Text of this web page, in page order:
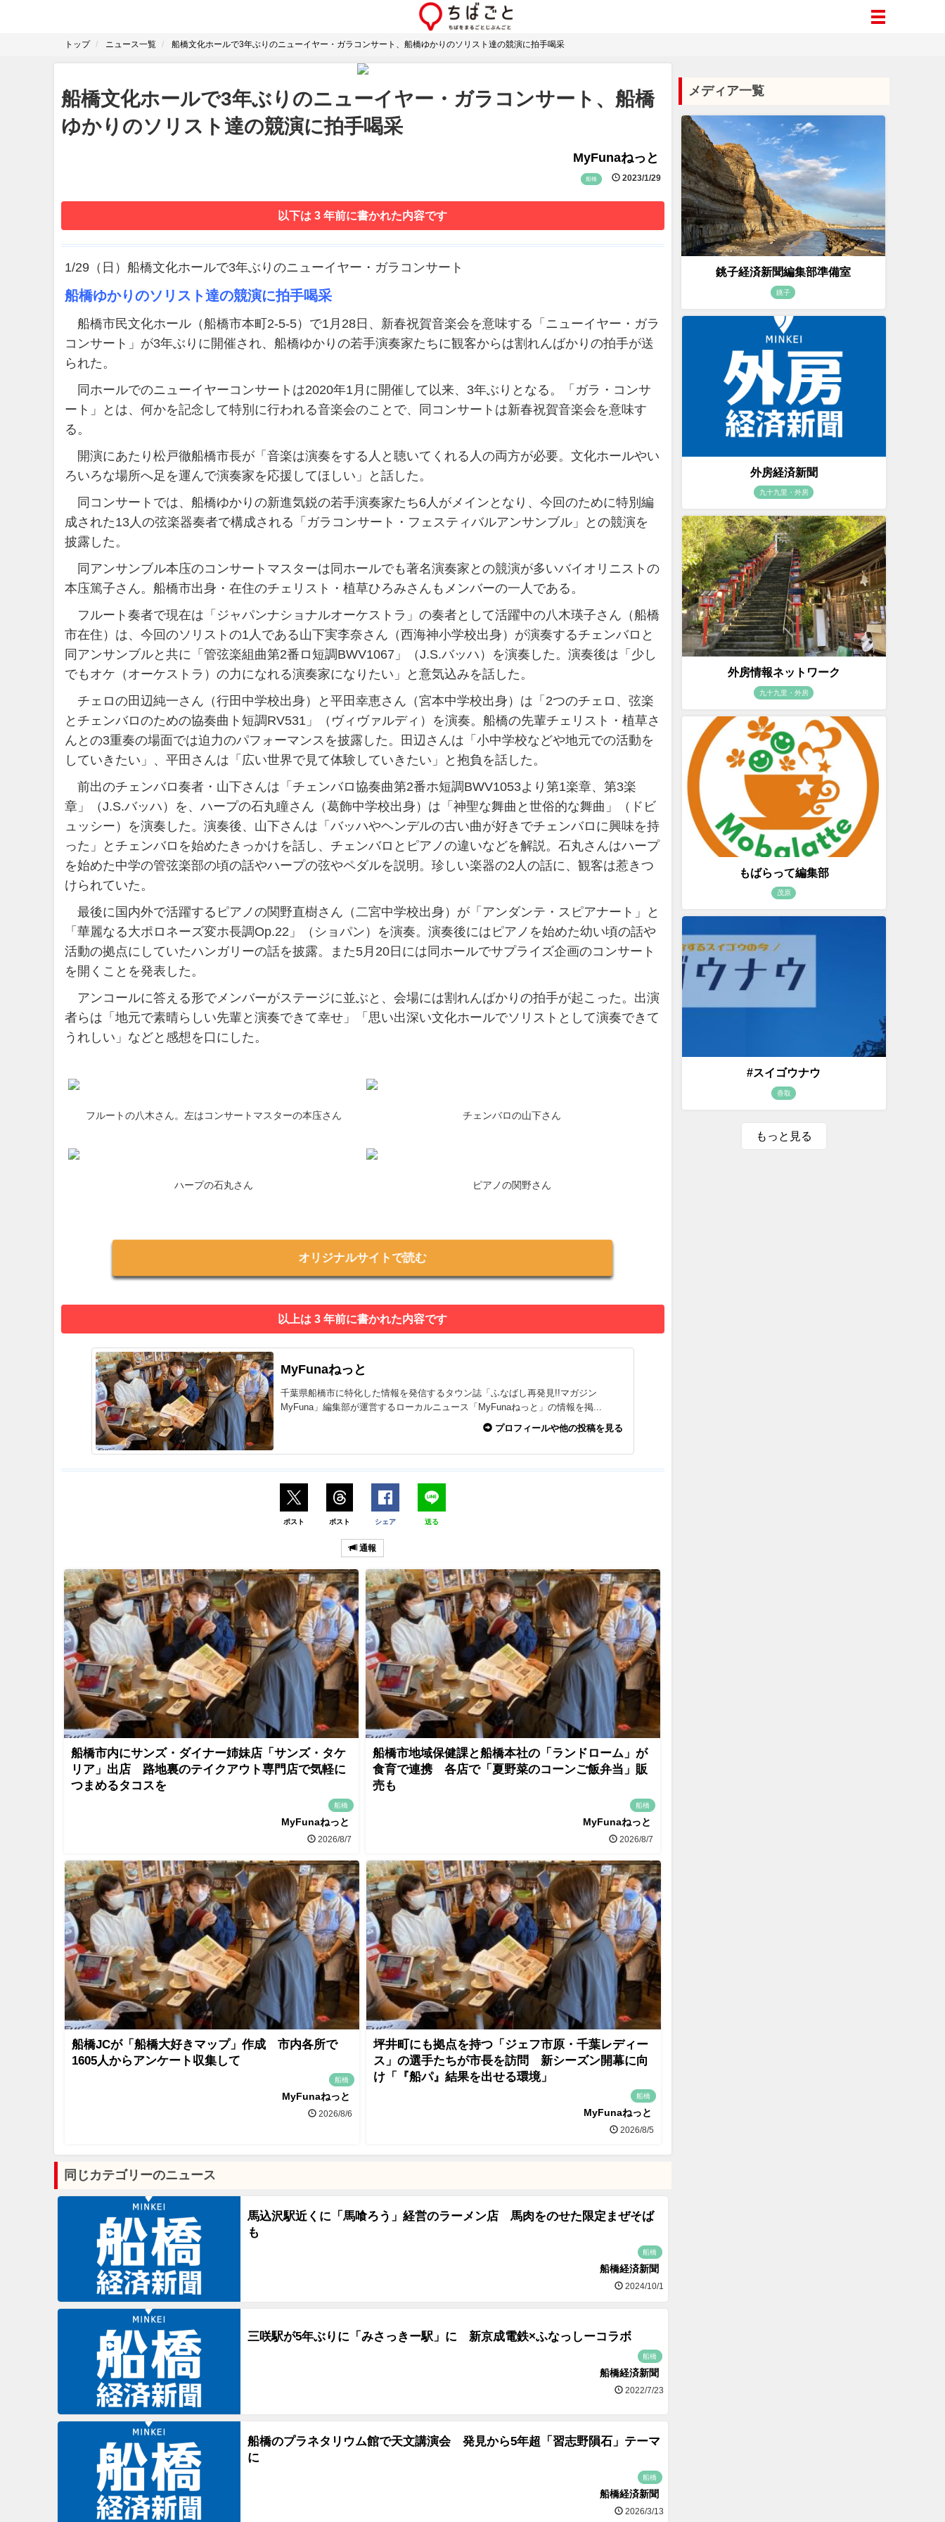
トップ ニュース一覧 船橋文化ホールで3年ぶりのニューイヤー・ガラコンサート、船橋ゆかりのソリスト達の競演に拍手喝采
船橋文化ホールで3年ぶりのニューイヤー・ガラコンサート、船橋
ゆかりのソリスト達の競演に拍手喝采
MyFunaねっと
船橋 2023/1/29
以下は 3 年前に書かれた内容です
1/29（日）船橋文化ホールで3年ぶりのニューイヤー・ガラコンサート
船橋ゆかりのソリスト達の競演に拍手喝采
船橋市民文化ホール（船橋市本町2-5-5）で1月28日、新春祝賀音楽会を意味する「ニューイヤー・ガラ
コンサート」が3年ぶりに開催され、船橋ゆかりの若手演奏家たちに観客からは割れんばかりの拍手が送
られた。
同ホールでのニューイヤーコンサートは2020年1月に開催して以来、3年ぶりとなる。「ガラ・コンサ
ート」とは、何かを記念して特別に行われる音楽会のことで、同コンサートは新春祝賀音楽会を意味す
る。
開演にあたり松戸徹船橋市長が「音楽は演奏をする人と聴いてくれる人の両方が必要。文化ホールやい
ろいろな場所へ足を運んで演奏家を応援してほしい」と話した。
同コンサートでは、船橋ゆかりの新進気鋭の若手演奏家たち6人がメインとなり、今回のために特別編
成された13人の弦楽器奏者で構成される「ガラコンサート・フェスティバルアンサンブル」との競演を
披露した。
同アンサンブル本庒のコンサートマスターは同ホールでも著名演奏家との競演が多いバイオリニストの
本庒篤子さん。船橋市出身・在住のチェリスト・植草ひろみさんもメンバーの一人である。
フルート奏者で現在は「ジャパンナショナルオーケストラ」の奏者として活躍中の八木瑛子さん（船橋
市在住）は、今回のソリストの1人である山下実李奈さん（西海神小学校出身）が演奏するチェンバロと
同アンサンブルと共に「管弦楽組曲第2番ロ短調BWV1067」（J.S.バッハ）を演奏した。演奏後は「少し
でもオケ（オーケストラ）の力になれる演奏家になりたい」と意気込みを話した。
チェロの田辺純一さん（行田中学校出身）と平田幸恵さん（宮本中学校出身）は「2つのチェロ、弦楽
とチェンバロのための協奏曲ト短調RV531」（ヴィヴァルディ）を演奏。船橋の先輩チェリスト・植草さ
んとの3重奏の場面では迫力のパフォーマンスを披露した。田辺さんは「小中学校などや地元での活動を
していきたい」、平田さんは「広い世界で見て体験していきたい」と抱負を話した。
前出のチェンバロ奏者・山下さんは「チェンバロ協奏曲第2番ホ短調BWV1053より第1楽章、第3楽
章」（J.S.バッハ）を、ハープの石丸瞳さん（葛飾中学校出身）は「神聖な舞曲と世俗的な舞曲」（ドビ
ュッシー）を演奏した。演奏後、山下さんは「バッハやヘンデルの古い曲が好きでチェンバロに興味を持
った」とチェンバロを始めたきっかけを話し、チェンバロとピアノの違いなどを解説。石丸さんはハープ
を始めた中学の管弦楽部の頃の話やハープの弦やペダルを説明。珍しい楽器の2人の話に、観客は惹きつ
けられていた。
最後に国内外で活躍するピアノの関野直樹さん（二宮中学校出身）が「アンダンテ・スピアナート」と
「華麗なる大ポロネーズ変ホ長調Op.22」（ショパン）を演奏。演奏後にはピアノを始めた幼い頃の話や
活動の拠点にしていたハンガリーの話を披露。また5月20日には同ホールでサプライズ企画のコンサート
を開くことを発表した。
アンコールに答える形でメンバーがステージに並ぶと、会場には割れんばかりの拍手が起こった。出演
者らは「地元で素晴らしい先輩と演奏できて幸せ」「思い出深い文化ホールでソリストとして演奏できて
うれしい」などと感想を口にした。
フルートの八木さん。左はコンサートマスターの本庒さん チェンバロの山下さん
ハープの石丸さん ピアノの関野さん
オリジナルサイトで読む
以上は 3 年前に書かれた内容です
MyFunaねっと
千葉県船橋市に特化した情報を発信するタウン誌「ふなばし再発見!!マガジン
MyFuna」編集部が運営するローカルニュース「MyFunaねっと」の情報を掲...
プロフィールや他の投稿を見る
ポスト ポスト シェア 送る
通報
船橋市内にサンズ・ダイナー姉妹店「サンズ・タケ
リア」出店 路地裏のテイクアウト専門店で気軽に
つまめるタコスを
船橋
MyFunaねっと
2026/8/7
船橋市地域保健課と船橋本社の「ランドローム」が
食育で連携 各店で「夏野菜のコーンご飯弁当」販
売も
船橋
MyFunaねっと
2026/8/7
船橋JCが「船橋大好きマップ」作成 市内各所で
1605人からアンケート収集して
船橋
MyFunaねっと
2026/8/6
坪井町にも拠点を持つ「ジェフ市原・千葉レディー
ス」の選手たちが市長を訪問 新シーズン開幕に向
け「『船パ』結果を出せる環境」
船橋
MyFunaねっと
2026/8/5
同じカテゴリーのニュース
馬込沢駅近くに「馬喰ろう」経営のラーメン店 馬肉をのせた限定まぜそば
も
船橋
船橋経済新聞
2024/10/1
三咲駅が5年ぶりに「みさっきー駅」に 新京成電鉄×ふなっしーコラボ
船橋
船橋経済新聞
2022/7/23
船橋のプラネタリウム館で天文講演会 発見から5年超「習志野隕石」テーマ
に
船橋
船橋経済新聞
2026/3/13
メディア一覧
銚子経済新聞編集部準備室
銚子
外房経済新聞
九十九里・外房
外房情報ネットワーク
九十九里・外房
もばらって編集部
茂原
#スイゴウナウ
香取
もっと見る